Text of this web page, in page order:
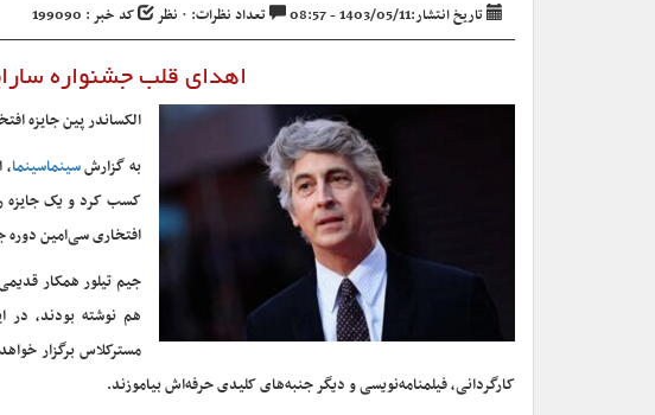
تاریخ انتشار:1403/05/11 - 08:57 تعداد نظرات: ۰ نظر کد خبر : 199090
اهدای قلب جشنواره
الکساندر پین جایزه افتخاری قلب
به گزارشسینماسینما
کسب کرد و یک جایزه
افتخاری سی‌امین دوره
هم نوشته بودند، در
مسترکلاس برگزار
کارگردانی، فیلمنامه‌نویسی و دیگر جنبه‌های کلیدی حرفه‌اش بیاموزند.